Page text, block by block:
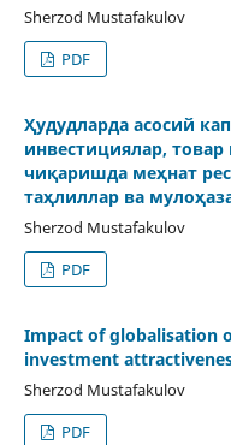
Sherzod Mustafakulov
PDF
Ҳудудларда асосий
инвестициялар,
чиқаришда меҳнат
таҳлиллар ва
Sherzod Mustafakulov
PDF
Impact of globalisation
investment
Sherzod Mustafakulov
PDF